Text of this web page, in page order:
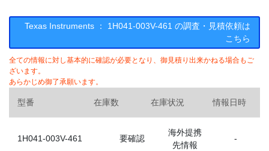
Texas Instruments ： 1H041-003V-461 の調査・見積依頼は
こちら
全ての情報に対し基本的に確認が必要となり、御見積り出来かねる場合もご
ざいます。
あらかじめ御了承願います。
型番 在庫数 在庫状況 情報日時
1H041-003V-461 要確認
海外提携
先情報
-